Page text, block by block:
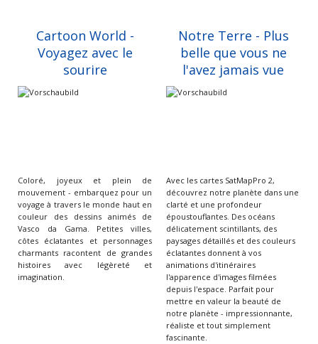
Cartoon World -
Voyagez avec le
sourire
Notre Terre - Plus
belle que vous ne
l'avez jamais vue
Coloré, joyeux et plein de
mouvement - embarquez pour un
voyage à travers le monde haut en
couleur des dessins animés de
Vasco da Gama. Petites villes,
côtes éclatantes et personnages
charmants racontent de grandes
histoires avec légèreté et
imagination.
Avec les cartes SatMapPro 2,
découvrez notre planète dans une
clarté et une profondeur
époustouflantes. Des océans
délicatement scintillants, des
paysages détaillés et des couleurs
éclatantes donnent à vos
animations d'itinéraires
l'apparence d'images filmées
depuis l'espace. Parfait pour
mettre en valeur la beauté de
notre planète - impressionnante,
réaliste et tout simplement
fascinante.